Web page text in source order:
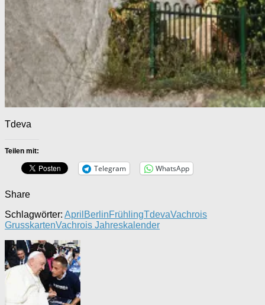
Tdeva
Teilen mit:
Telegram WhatsApp
Share
Schlagwörter: April BerlinFrühlingTdevaVachrois
GrusskartenVachrois Jahreskalender